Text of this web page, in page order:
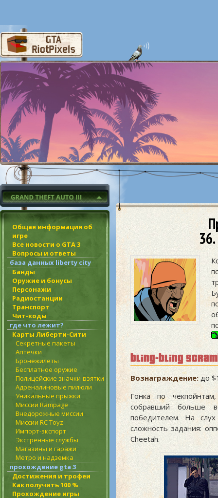
Общая информация об
игре
Все новости о GTA 3
Вопросы и ответы
база данных liberty city
Банды
Оружие и бонусы
Персонажи
Радиостанции
Транспорт
Чит-коды
где что лежит?
Карты Либерти-Сити
Секретные пакеты
Аптечки
Бронежилеты
Бесплатное оружие
Полицейские значки-взятки
Адреналиновые пилюли
Уникальные прыжки
Миссии Rampage
Внедорожные миссии
Миссии RC Toyz
Импорт-экспорт
Экстренные службы
Магазины и гаражи
Метро и надземка
прохождение gta 3
Достижения и трофеи
Как получить 100 %
Прохождение игры
bling-bling
Вознаграждение:до
Гонка по
собравший больше
победителем. На
сложность задания:
Cheetah.